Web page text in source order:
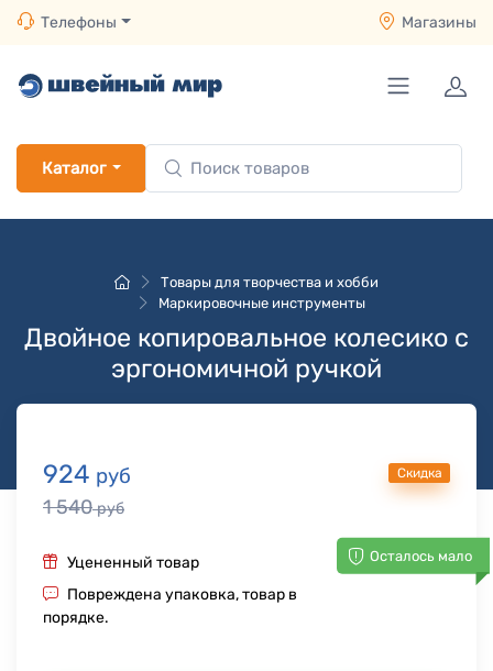
Телефоны Магазины
Каталог
Товары для творчества и хобби
Маркировочные инструменты
Двойное копировальное колесико с
эргономичной ручкой
924 руб
1 540руб
Скидка
Осталось мало
Уцененный товар
Повреждена упаковка, товар в
порядке.